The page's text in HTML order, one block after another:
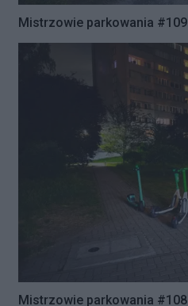
Mistrzowie parkowania #109
Mistrzowie parkowania #108